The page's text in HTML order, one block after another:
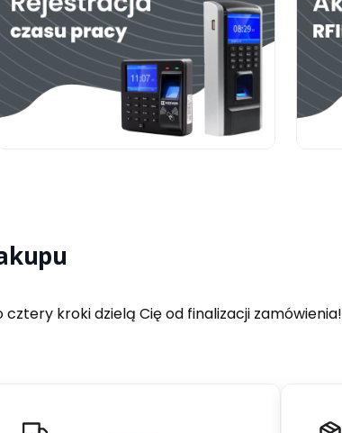
kroki dzielą Cię od finalizacji zamówienia!